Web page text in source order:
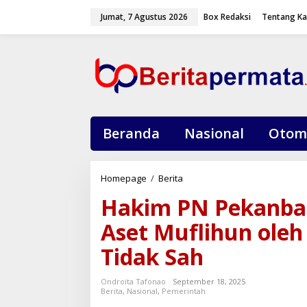
w
Jumat, 7 Agustus 2026 Box Redaksi Tentang
Beranda Nasional
Homepage / Berita
k
m
N
e
Hakim PN
Aset Muflihun
Tidak Sah
Ondroita Tafonao
September 18, 2025
Berita, Nasional, Pemerintah